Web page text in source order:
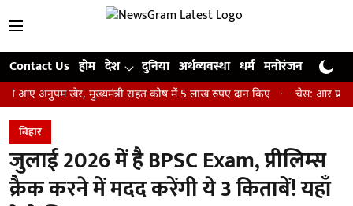
Contact Us होम देश दुनिया अर्थव्यवस्था धर्म मनोरंजन खेल
खेर, मुख्यमंत्री राहत कोष में 5 लाख रुपए दान किए चेस: आर प्रज्ञानानंद
बिहार
जुलाई 2026 में है BPSC Exam, प्रीलिम्स
क्रैक करने में मदद करेंगी ये 3 किताबें! यहाँ